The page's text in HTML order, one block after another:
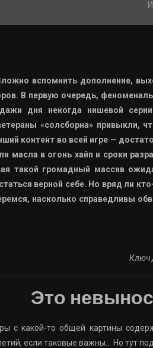
вспомнить дополнение,
В первую очередь,
дня некогда нишевой
«солсборна» привыкли,
контент во всей игре —
масла в огонь хайп и сроки
такой громадный массив
верной себе. Но вряд ли
насколько справедливы
Ключ
Это
с какой-то общей картины
если таковые важны… Но тут